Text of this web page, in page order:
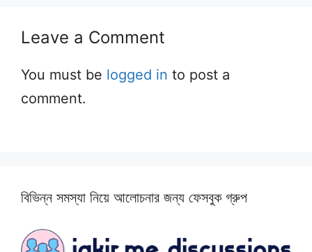
Leave a Comment
You must be logged in to post a
comment.
বিভিন্ন সমস্যা নিয়ে আলোচনার জন্য ফেসবুক গ্রুপ